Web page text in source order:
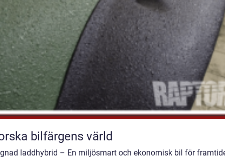
bilfärgens värld
laddhybrid – En miljösmart och ekonomisk bil för